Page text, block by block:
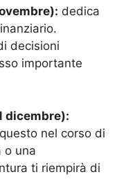
dedica
decisioni
importante
dicembre):
nel corso di
o una
ti riempirà di